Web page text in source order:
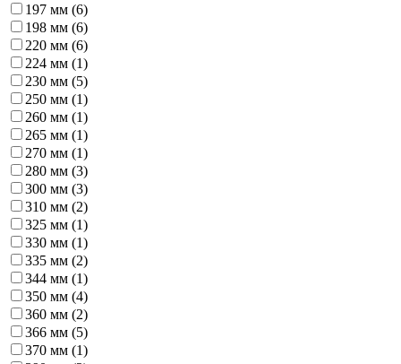
197 мм (6)
198 мм (6)
220 мм (6)
224 мм (1)
230 мм (5)
250 мм (1)
260 мм (1)
265 мм (1)
270 мм (1)
280 мм (3)
300 мм (3)
310 мм (2)
325 мм (1)
330 мм (1)
335 мм (2)
344 мм (1)
350 мм (4)
360 мм (2)
366 мм (5)
370 мм (1)